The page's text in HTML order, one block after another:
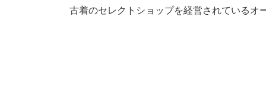
古着のセレクトショップを経営されているオ